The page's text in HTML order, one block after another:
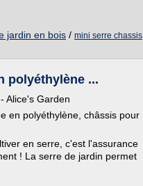
jardin en bois / mini serre chassis
polyéthylène ...
Alice's Garden
en polyéthylène, châssis pour
en serre, c'est l'assurance
! La serre de jardin permet